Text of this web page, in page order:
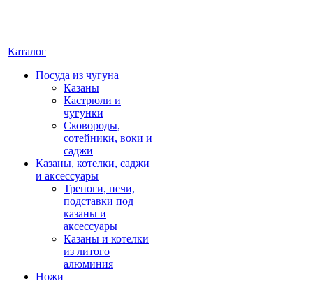
Каталог
Посуда из чугуна
Казаны
Кастрюли и
чугунки
Сковороды,
сотейники, воки и
саджи
Казаны, котелки, саджи
и аксессуары
Треноги, печи,
подставки под
казаны и
аксессуары
Казаны и котелки
из литого
алюминия
Ножи